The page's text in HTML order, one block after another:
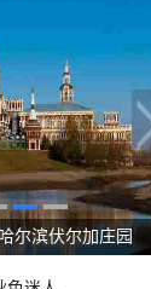
尔滨伏尔加庄园